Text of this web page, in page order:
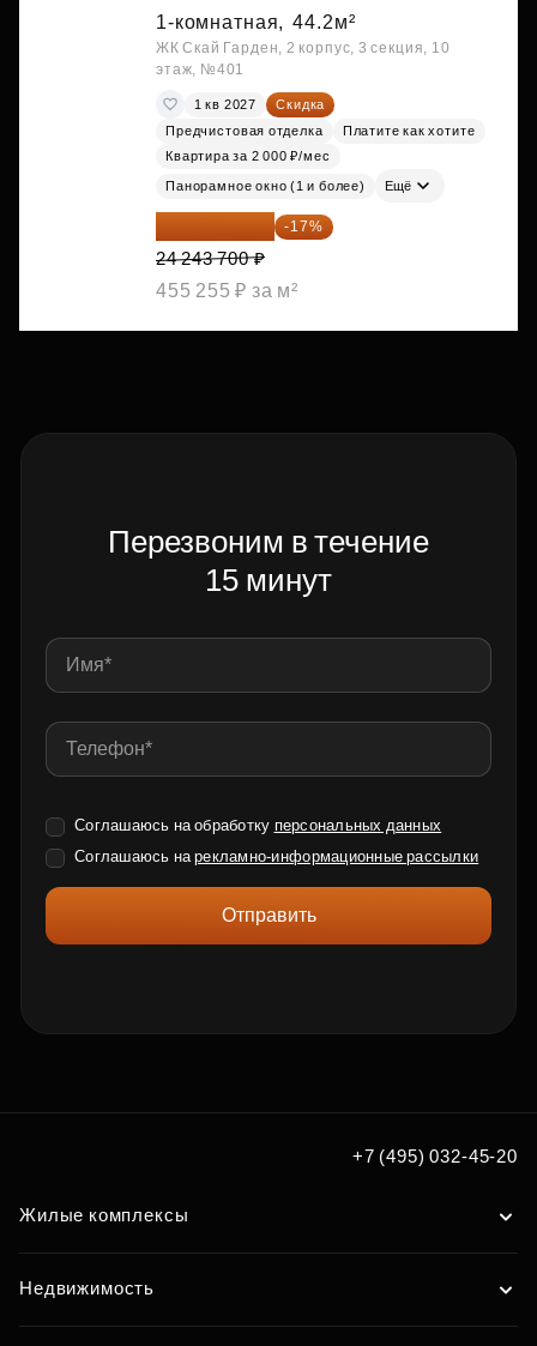
1-комнатная, 44.2м²
ЖК Скай Гарден, 2 корпус, 3 секция, 10
этаж, №401
1 кв 2027
Скидка
Предчистовая отделка
Платите как хотите
Квартира за 2 000 ₽/мес
Панорамное окно (1 и более) Ещё
20 122 271 ₽ -17%
24 243 700 ₽
455 255 ₽ за м²
Перезвоним в течение
15 минут
Соглашаюсь на обработку персональных данных
Соглашаюсь нарекламно-информационные рассылки
Отправить
+7 (495) 032-45-20
Жилые комплексы
Недвижимость